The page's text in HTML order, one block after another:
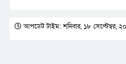
আপডেট টাইম: শনিবার, ১৮ সেপ্টেম্বর,